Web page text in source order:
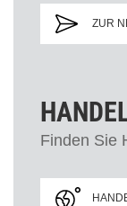
ZUR
Finden Sie